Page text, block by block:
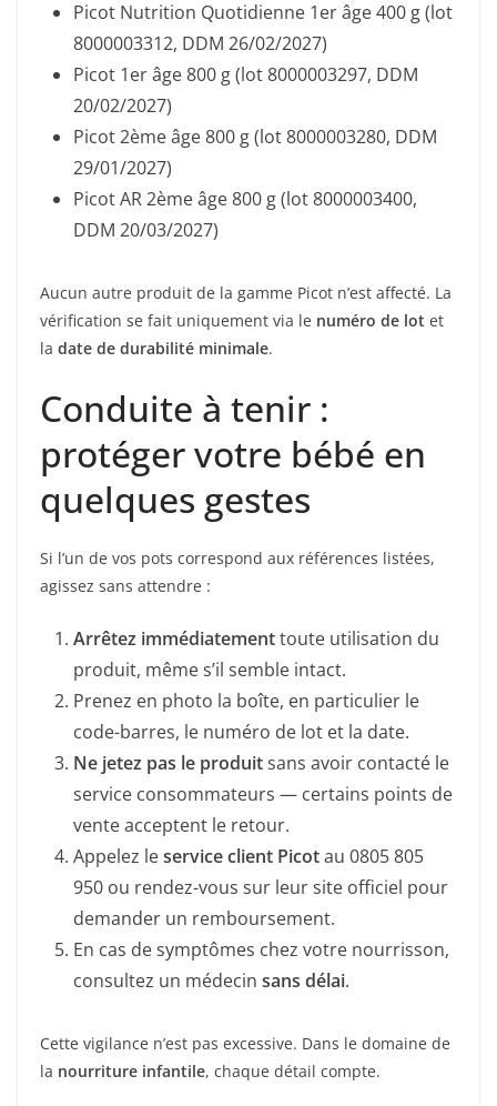
Picot Nutrition Quotidienne 1er âge 400 g (lot
8000003312, DDM 26/02/2027)
Picot 1er âge 800 g (lot 8000003297, DDM
20/02/2027)
Picot 2ème âge 800 g (lot 8000003280, DDM
29/01/2027)
Picot AR 2ème âge 800 g (lot 8000003400,
DDM 20/03/2027)
Aucun autre produit de la gamme Picot n’est affecté. La
vérification se fait uniquement via le numéro de lot et
la date de durabilité minimale.
Conduite à tenir :
protéger votre bébé en
quelques gestes
Si l’un de vos pots correspond aux références listées,
agissez sans attendre :
Arrêtez immédiatementtoute utilisation du
produit, même s’il semble intact.
Prenez en photo la boîte, en particulier le
code-barres, le numéro de lot et la date.
Ne jetez pas le produitsans avoir contacté le
service consommateurs — certains points de
vente acceptent le retour.
Appelez leservice client Picotau 0805 805
950 ou rendez-vous sur leur site officiel pour
demander un remboursement.
En cas de symptômes chez votre nourrisson,
consultez un médecin sans délai.
Cette vigilance n’est pas excessive. Dans le domaine de
la nourriture infantile, chaque détail compte.